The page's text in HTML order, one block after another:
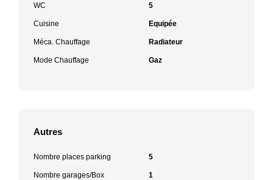
WC 5
Cuisine Equipée
Méca. Chauffage Radiateur
Mode Chauffage Gaz
Autres
Nombre places parking 5
Nombre garages/Box 1